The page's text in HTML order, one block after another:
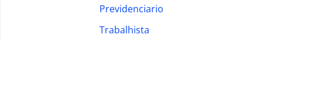
:Previdenciario
Trabalhista